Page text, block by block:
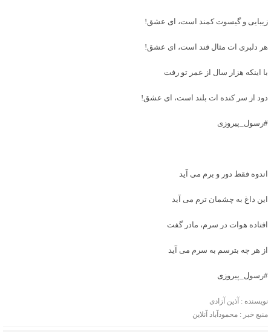
زیبایی و گیسوت کمند است، ای عشق!
هر دلبری ات مثال قند است، ای عشق!
با اینکه هزار سال از عمر تو رفت
دود از سر کنده ات بلند است، ای عشق!
#رسول_پیروزی
اندوه فقط دور و برم می آید
این داغ به چشمان ترم می آید
افتاده هوات در سرم، مادر گفت
از هر چه بترسم به سرم می آید
#رسول_پیروزی
نویسنده : آذین آزادی
منبع خبر : محمودآباد آنلاین